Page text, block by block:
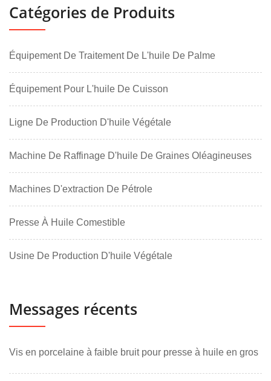
Catégories de Produits
Équipement De Traitement De L'huile De Palme
Équipement Pour L'huile De Cuisson
Ligne De Production D'huile Végétale
Machine De Raffinage D'huile De Graines Oléagineuses
Machines D'extraction De Pétrole
Presse À Huile Comestible
Usine De Production D'huile Végétale
Messages récents
Vis en porcelaine à faible bruit pour presse à huile en gros